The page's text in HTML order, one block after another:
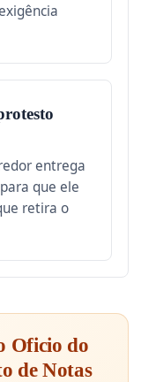
entrega
que ele
retira o
Oficio do
de Notas